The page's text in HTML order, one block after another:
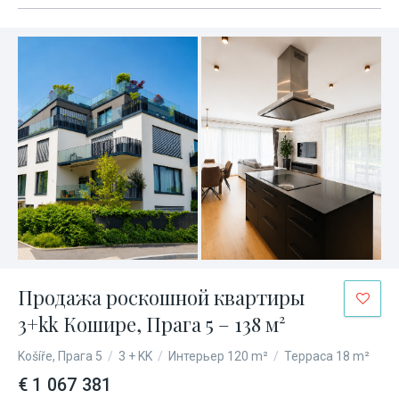
Продажа роскошной квартиры
3+kk Кошире, Прага 5 – 138 м²
Košíře, Прага 5 / 3 + KK / Интерьер 120 m² / Терраса 18 m²
€ 1 067 381